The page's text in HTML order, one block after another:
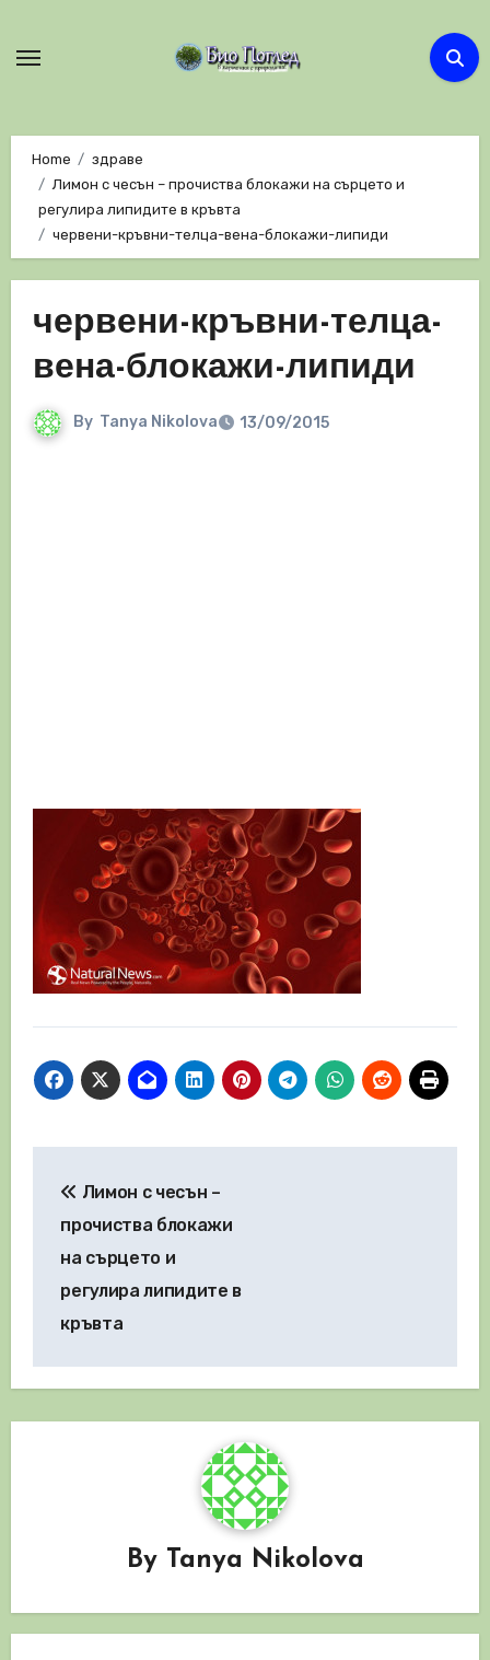
Home
здраве
Лимон с чесън – прочиства блокажи на сърцето и
регулира липидите в кръвта
червени-кръвни-телца-вена-блокажи-липиди
червени-кръвни-телца-
вена-блокажи-липиди
By Tanya Nikolova 13/09/2015
Лимон с чесън –
прочиства блокажи
на сърцето и
регулира липидите в
кръвта
By Tanya Nikolova